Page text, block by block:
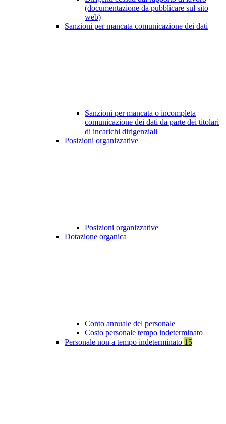
(documentazione da pubblicare sul sito
web)
Sanzioni per mancata comunicazione dei dati
Sanzioni per mancata o incompleta
comunicazione dei dati da parte dei titolari
di incarichi dirigenziali
Posizioni organizzative
Posizioni organizzative
Dotazione organica
Conto annuale del personale
Costo personale tempo indeterminato
Personale non a tempo indeterminato 15